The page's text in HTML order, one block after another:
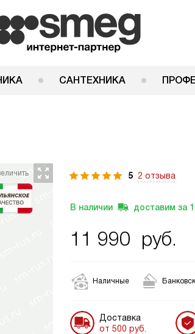
САНТЕХНИКА
5 2 отзыва
В наличии доставим за
11 990 руб.
Наличные
Доставка
от 500 руб.